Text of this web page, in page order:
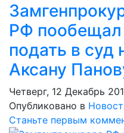
РФ пообещал
подать в суд
Аксану
Четверг, 12 Декабрь
Опубликовано в
Станьте первым